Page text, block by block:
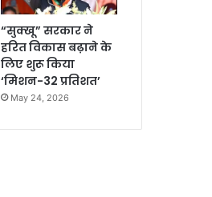
“सुक्खू” सरकार ने
हरित विकास बढ़ाने के
लिए शुरू किया
‘मिशन-32 प्रतिशत’
May 24, 2026